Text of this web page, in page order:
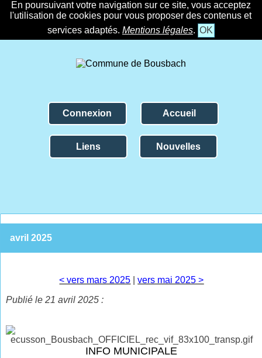
En poursuivant votre navigation sur ce site, vous acceptez
l'utilisation de cookies pour vous proposer des contenus et
services adaptés. Mentions légales. OK
Connexion Accueil
Liens Nouvelles
avril 2025
< vers mars 2025 |vers mai 2025 >
Publié le 21 avril 2025 :
INFO MUNICIPALE